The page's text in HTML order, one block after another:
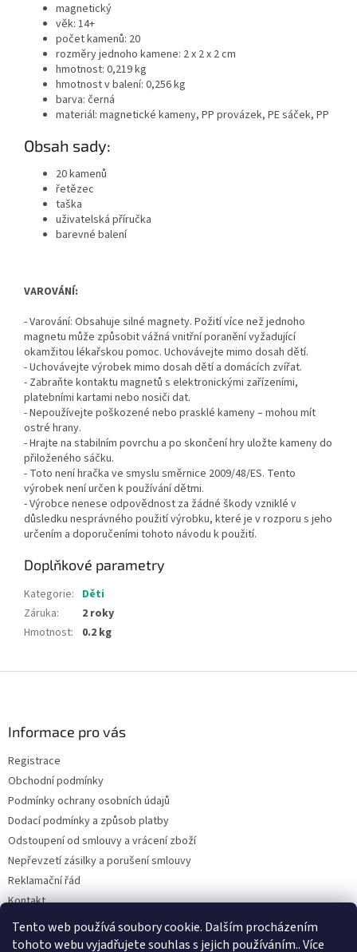
Tento web používá soubory cookie. Dalším procházením
tohoto webu vyjadřujete souhlas s jejich používáním.. Více
magnetický
věk: 14+
počet kamenů: 20
rozměry jednoho kamene: 2 x 2 x 2 cm
hmotnost: 0,219 kg
hmotnost v balení: 0,256 kg
barva: černá
materiál: magnetické kameny, PP provázek, PE sáček, PP
Obsah sady:
20 kamenů
řetězec
taška
uživatelská příručka
barevné balení
VAROVÁNÍ:
- Varování: Obsahuje silné magnety. Požití více než jednoho
magnetu může způsobit vážná vnitřní poranění vyžadující
okamžitou lékařskou pomoc. Uchovávejte mimo dosah dětí.
- Uchovávejte výrobek mimo dosah dětí a domácích zvířat.
- Zabraňte kontaktu magnetů s elektronickými zařízeními,
platebními kartami nebo nosiči dat.
- Nepoužívejte poškozené nebo prasklé kameny – mohou mít
ostré hrany.
- Hrajte na stabilním povrchu a po skončení hry uložte kameny do
přiloženého sáčku.
- Toto není hračka ve smyslu směrnice 2009/48/ES. Tento
výrobek není určen k používání dětmi.
- Výrobce nenese odpovědnost za žádné škody vzniklé v
důsledku nesprávného použití výrobku, které je v rozporu s jeho
určením a doporučeními tohoto návodu k použití.
Doplňkové parametry
Kategorie: Děti
Záruka:
2 roky
Hmotnost: 0.2 kg
Informace pro vás
Registrace
Obchodní podmínky
Podmínky ochrany osobních údajů
Dodací podmínky a způsob platby
Odstoupení od smlouvy a vrácení zboží
Nepřevzetí zásilky a porušení smlouvy
Reklamační řád
Kontakt
Napište nám